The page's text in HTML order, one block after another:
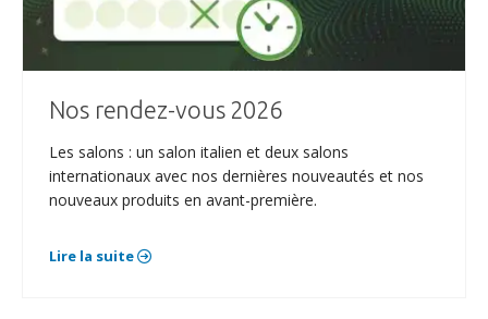
Nos rendez-vous 2026
Les salons : un salon italien et deux salons
internationaux avec nos dernières nouveautés et nos
nouveaux produits en avant-première.
Lire la suite